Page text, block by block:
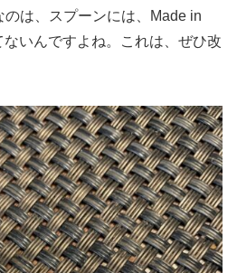
は、スプーンには、Made in
いんですよね。これは、ぜひ改